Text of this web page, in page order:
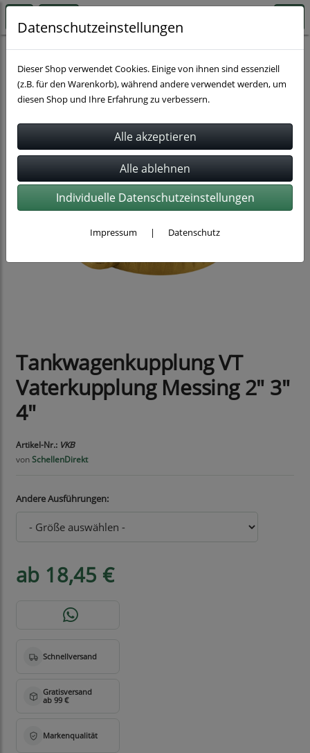
Schnellkupplungen
Tankwagenkupplung VT
Vaterkupplung Messing 2" 3"
4"
Artikel-Nr.: VKB
vonSchellenDirekt
Andere Ausführungen:
ab 18,45 €
Datenschutzeinstellungen
Dieser Shop verwendet Cookies. Einige von ihnen sind essenziell
(z.B. für den Warenkorb), während andere verwendet werden, um
diesen Shop und Ihre Erfahrung zu verbessern.
Individuelle Datenschutzeinstellungen
Impressum | Datenschutz